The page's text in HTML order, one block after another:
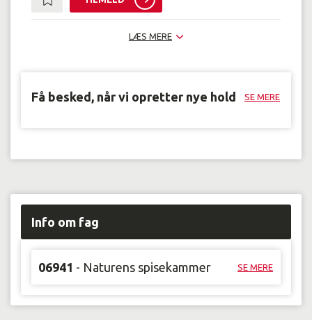
LÆS MERE
Få besked, når vi opretter nye hold SE MERE
Info om fag
06941 - Naturens spisekammer SE MERE